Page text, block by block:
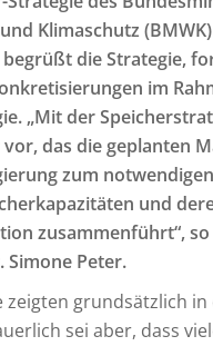
Klimaschutz (BMWK)
begrüßt die Strategie,
im
„Mit der
das die geplanten
zum
und
zusammenführt“, so
Simone Peter.
zeigten grundsätzlich
sei aber, dass